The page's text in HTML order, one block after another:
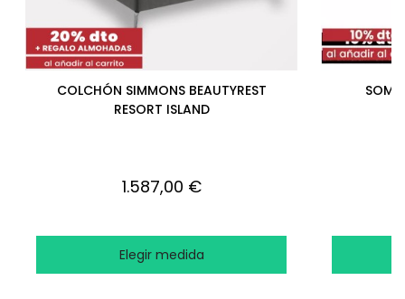
COLCHÓN SIMMONS BEAUTYREST
RESORT ISLAND
1.587,00 €
Elegir medida